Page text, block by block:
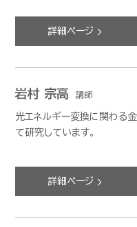
詳細ページ
岩村 宗高 講師
光エネルギー変換に関わる
て研究しています。
詳細ページ